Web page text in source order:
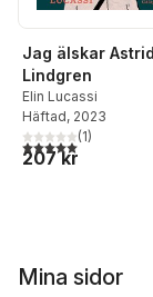
Jag älskar Astrid
Lindgren
Elin Lucassi
Häftad, 2023
5,0utav 5 stjärnor.
(1)
207 kr
Mina sidor